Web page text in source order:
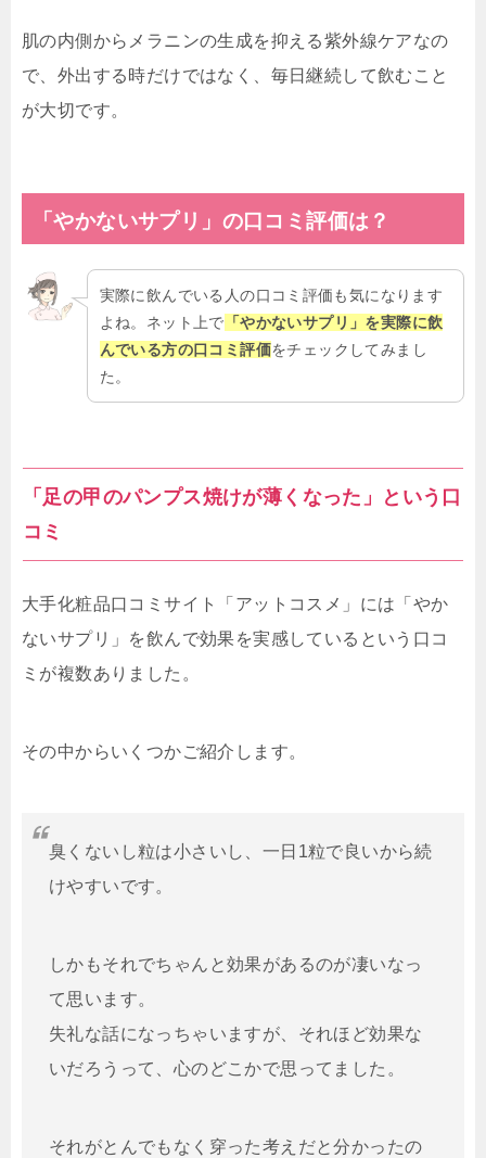
肌の内側からメラニンの生成を抑える紫外線ケアなの
で、外出する時だけではなく、毎日継続して飲むこと
が大切です。
「やかないサプリ」 の口コミ評価は？
実際に飲んでいる人の口コミ評価も気になります
よね。ネット上で 「やかないサプリ」を実際に飲
んでいる方の口コミ評価をチェックしてみまし
た。
「足の甲のパンプス焼けが薄くなった」という口
コミ
大手化粧品口コミサイト「アットコスメ」には「やか
ないサプリ」を飲んで効果を実感しているという口コ
ミが複数ありました。
その中からいくつかご紹介します。
臭くないし粒は小さいし、一日1粒で良いから続
けやすいです。
しかもそれでちゃんと効果があるのが凄いなっ
て思います。
失礼な話になっちゃいますが、それほど効果な
いだろうって、心のどこかで思ってました。
それがとんでもなく穿った考えだと分かったの